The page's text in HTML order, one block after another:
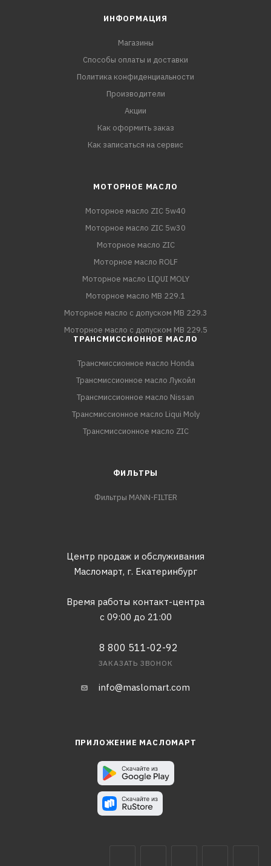
ИНФОРМАЦИЯ
Магазины
Способы оплаты и доставки
Политика конфиденциальности
Производители
Акции
Как оформить заказ
Как записаться на сервис
МОТОРНОЕ МАСЛО
Моторное масло ZIC 5w40
Моторное масло ZIC 5w30
Моторное масло ZIC
Моторное масло ROLF
Моторное масло LIQUI MOLY
Моторное масло MB 229.1
Моторное масло с допуском MB 229.3
Моторное масло с допуском MB 229.5
ТРАНСМИССИОННОЕ МАСЛО
Трансмиссионное масло Honda
Трансмиссионное масло Лукойл
Трансмиссионное масло Nissan
Трансмиссионное масло Liqui Moly
Трансмиссионное масло ZIC
ФИЛЬТРЫ
Фильтры MANN-FILTER
Центр продаж и обслуживания
Масломарт, г. Екатеринбург
Время работы контакт-центра
с 09:00 до 21:00
8 800 511-02-92
ЗАКАЗАТЬ ЗВОНОК
info@maslomart.com
ПРИЛОЖЕНИЕ МАСЛОМАРТ